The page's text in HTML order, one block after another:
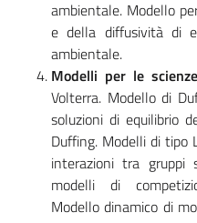
ambientale. Modello
e della diffusività di
ambientale.
Modelli per le
Volterra. Modello di
soluzioni di equilibrio
Duffing. Modelli di tipo
interazioni tra gruppi
modelli di
Modello dinamico di